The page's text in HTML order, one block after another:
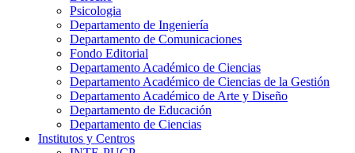
Psicologia
Departamento de Ingeniería
Departamento de Comunicaciones
Fondo Editorial
Departamento Académico de Ciencias
Departamento Académico de Ciencias de la Gestión
Departamento Académico de Arte y Diseño
Departamento de Educación
Departamento de Ciencias
Institutos y Centros